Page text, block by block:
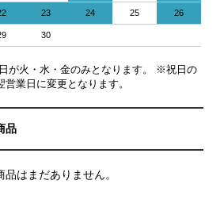
23 24 25 26
30
が火・水・金のみとなります。 ※祝日の
営業日に変更となります。
品
はまだありません。